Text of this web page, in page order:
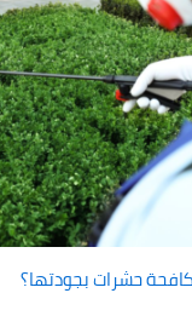
حشرات بجودتها؟